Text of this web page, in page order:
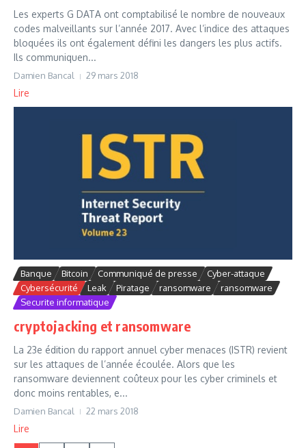
Les experts G DATA ont comptabilisé le nombre de nouveaux
codes malveillants sur l’année 2017. Avec l’indice des attaques
bloquées ils ont également défini les dangers les plus actifs.
Ils communiquen...
Damien Bancal 29 mars 2018
Lire
Banque Bitcoin Communiqué de presse
Cyber-attaque
Cybersécurité
Leak Piratage ransomware
ransomware
Securite informatique
cryptojacking et ransomware
La 23e édition du rapport annuel cyber menaces (ISTR) revient
sur les attaques de l’année écoulée. Alors que les
ransomware deviennent coûteux pour les cyber criminels et
donc moins rentables, e...
Damien Bancal 22 mars 2018
Lire